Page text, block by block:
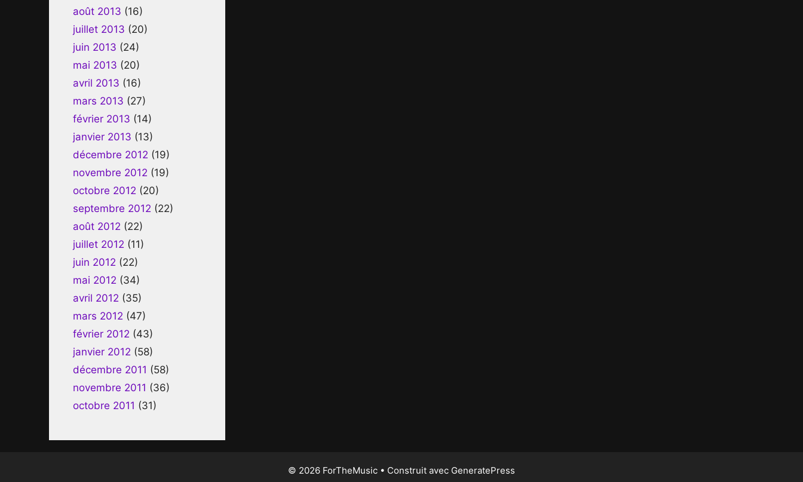
août 2013 (16)
juillet 2013 (20)
juin 2013 (24)
mai 2013 (20)
avril 2013 (16)
mars 2013 (27)
février 2013 (14)
janvier 2013 (13)
décembre 2012 (19)
novembre 2012 (19)
octobre 2012 (20)
septembre 2012 (22)
août 2012 (22)
juillet 2012 (11)
juin 2012 (22)
mai 2012 (34)
avril 2012 (35)
mars 2012 (47)
février 2012 (43)
janvier 2012 (58)
décembre 2011 (58)
novembre 2011 (36)
octobre 2011 (31)
© 2026 ForTheMusic • Construit avec GeneratePress